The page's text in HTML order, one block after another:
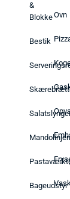
&
Blokke
Bestik
Bageudstyr
Ovn